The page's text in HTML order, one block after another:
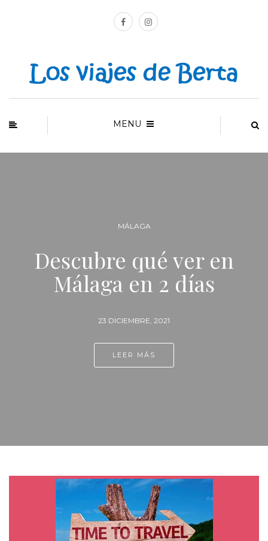
MENU
MÁLAGA
Descubre qué ver en
Málaga en 2 días
23 DICIEMBRE, 2021
LEER MÁS